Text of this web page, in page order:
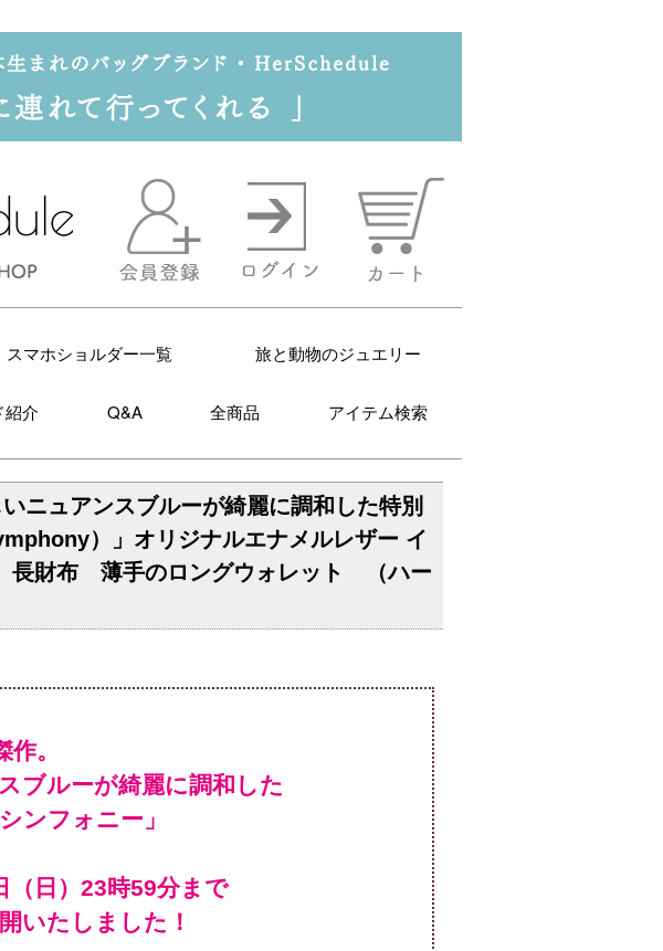
スマホショルダー一覧 旅と動物のジュエリー
紹介 Q&A 全商品 アイテム検索
ニュアンスブルーが綺麗に調和した特別
）」オリジナルエナメルレザー イ
財布 薄手のロングウォレット （ハー
。
ブルーが綺麗に調和した
ンフォニー」
いたしました！